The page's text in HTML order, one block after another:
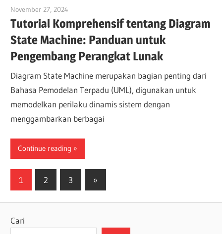
November 27, 2024
Tutorial Komprehensif tentang Diagram
State Machine: Panduan untuk
Pengembang Perangkat Lunak
Diagram State Machine merupakan bagian penting dari
Bahasa Pemodelan Terpadu (UML), digunakan untuk
memodelkan perilaku dinamis sistem dengan
menggambarkan berbagai
Continue reading
Paginasi
1 2 3
Next
Posts
»
Cari